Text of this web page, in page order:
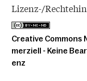
Lizenz-/
Creative Commons
merziell - Keine
enz